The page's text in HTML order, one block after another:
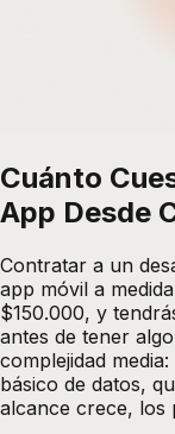
Cuánto
App Desde
Contratar a un
app móvil a
$150.000, y
antes de tener
complejidad
básico de datos,
alcance crece, los